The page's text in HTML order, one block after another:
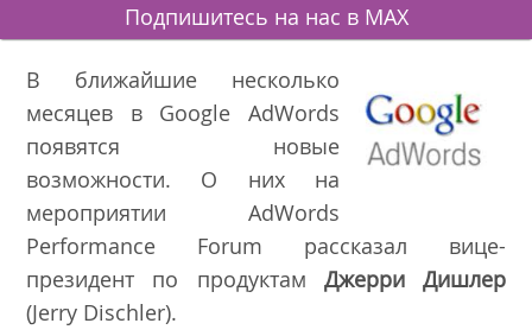
Подпишитесь на нас в MAX
В ближайшие несколько
месяцев в Google AdWords
появятся новые
возможности. О них на
мероприятии AdWords
Performance Forum рассказал вице-
президент по продуктам Джерри Дишлер
(Jerry Dischler).